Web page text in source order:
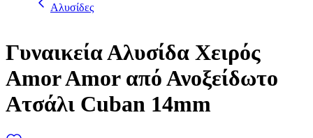
Αλυσίδες
Γυναικεία Αλυσίδα Χειρός
Amor Amor από Ανοξείδωτο
Ατσάλι Cuban 14mm